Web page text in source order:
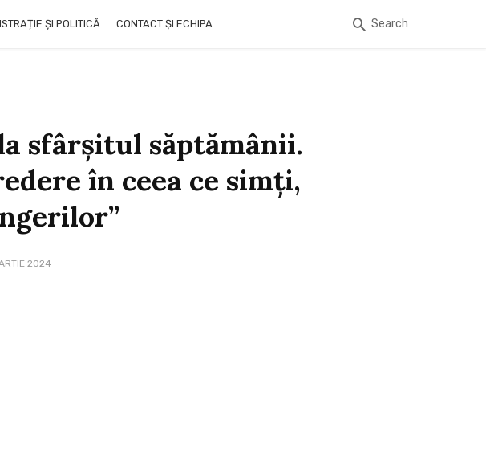
ȘI POLITICĂ CONTACT ȘI ECHIPA Search
sfârşitul săptămânii.
în ceea ce simţi,
2024